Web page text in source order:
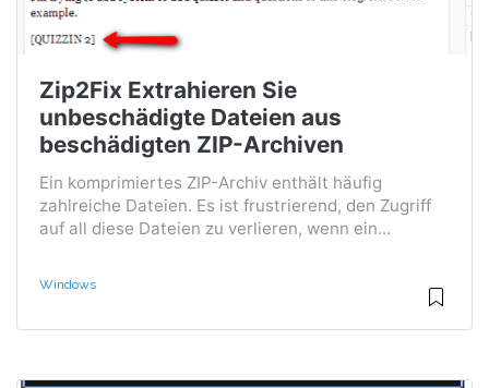
Zip2Fix Extrahieren Sie
unbeschädigte Dateien aus
beschädigten ZIP-Archiven
Ein komprimiertes ZIP-Archiv enthält häufig
zahlreiche Dateien. Es ist frustrierend, den Zugriff
auf all diese Dateien zu verlieren, wenn ein...
Windows